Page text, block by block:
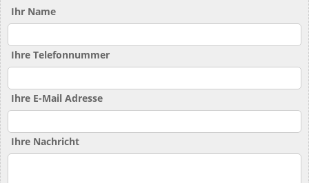
Ihr Name
Ihre Telefonnummer
Ihre E-Mail Adresse
Ihre Nachricht